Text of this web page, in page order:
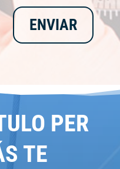
ENVIAR
PER
TE